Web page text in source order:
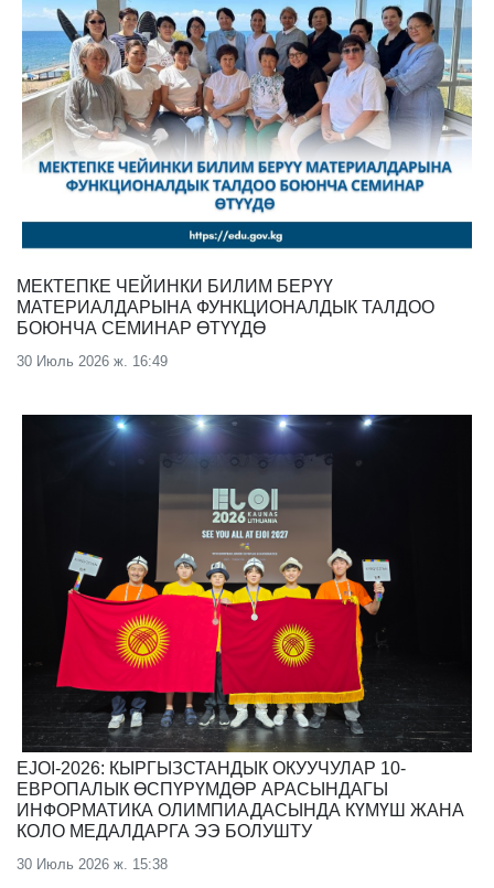
МЕКТЕПКЕ ЧЕЙИНКИ БИЛИМ БЕРҮҮ
МАТЕРИАЛДАРЫНА ФУНКЦИОНАЛДЫК ТАЛДОО
БОЮНЧА СЕМИНАР ӨТҮҮДӨ
30 Июль 2026 ж. 16:49
EJOI-2026: КЫРГЫЗСТАНДЫК ОКУУЧУЛАР 10-
ЕВРОПАЛЫК ӨСПҮРҮМДӨР АРАСЫНДАГЫ
ИНФОРМАТИКА ОЛИМПИАДАСЫНДА КҮМҮШ ЖАНА
КОЛО МЕДАЛДАРГА ЭЭ БОЛУШТУ
30 Июль 2026 ж. 15:38